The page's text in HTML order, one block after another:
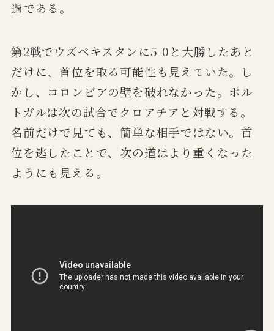
過である。
第2戦でウズベキスタンに5-0と大勝したあと
だけに、首位を取る可能性も見えていた。し
かし、コロンビアの壁を破れなかった。ポル
トガルは次の試合でクロアチアと対戦する。
名前だけで見ても、簡単な相手ではない。首
位を逃したことで、次の道はより重くなった
ようにも見える。